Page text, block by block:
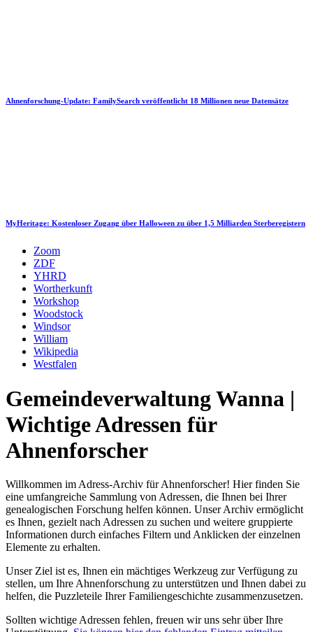
Ahnenforschung-Update: FamilySearch veröffentlicht 18 Millionen neue Datensätze
MyHeritage: Kostenloser Zugang über Halloween zu über 1,5 Milliarden Sterberegistern
Zoom
ZDF
YHRD
Wortherkunft
Workshop
Woodstock
Windsor
William
Wikipedia
Westfalen
Gemeindeverwaltung Wanna |
Wichtige Adressen für
Ahnenforscher
Willkommen im Adress-Archiv für Ahnenforscher! Hier finden Sie
eine umfangreiche Sammlung von Adressen, die Ihnen bei Ihrer
genealogischen Forschung helfen können. Unser Archiv ermöglicht
es Ihnen, gezielt nach Adressen zu suchen und weitere gruppierte
Informationen durch einfaches Filtern und Anklicken der einzelnen
Elemente zu erhalten.
Unser Ziel ist es, Ihnen ein mächtiges Werkzeug zur Verfügung zu
stellen, um Ihre Ahnenforschung zu unterstützen und Ihnen dabei zu
helfen, die Puzzleteile Ihrer Familiengeschichte zusammenzusetzen.
Sollten wichtige Adressen fehlen, freuen wir uns sehr über Ihre